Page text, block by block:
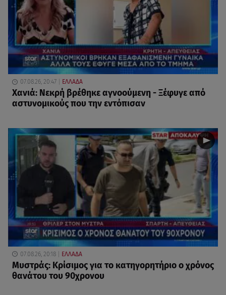
07.08.26, 20:47 ΕΛΛΑΔΑ
Χανιά: Νεκρή βρέθηκε αγνοούμενη - Ξέφυγε από
αστυνομικούς που την εντόπισαν
07.08.26, 20:18 ΕΛΛΑΔΑ
Μυστράς: Κρίσιμος για το κατηγορητήριο ο χρόνος
θανάτου του 90χρονου